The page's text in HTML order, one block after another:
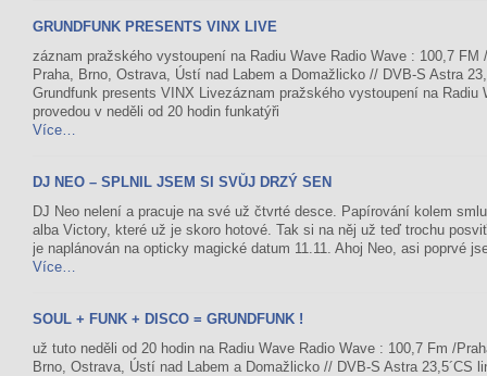
GRUNDFUNK PRESENTS VINX LIVE
záznam pražského vystoupení na Radiu Wave Radio Wave : 100,7
Praha, Brno, Ostrava, Ústí nad Labem a Domažlicko // DVB-S Astra
Grundfunk presents VINX Livezáznam pražského vystoupení na Radiu
provedou v neděli od 20 hodin funkatýři
Více…
DJ NEO – SPLNIL JSEM SI SVŮJ DRZÝ SEN
DJ Neo nelení a pracuje na své už čtvrté desce. Papírování kolem
alba Victory, které už je skoro hotové. Tak si na něj už teď trochu
je naplánován na opticky magické datum 11.11. Ahoj Neo, asi poprvé
Více…
SOUL + FUNK + DISCO = GRUNDFUNK !
už tuto neděli od 20 hodin na Radiu Wave Radio Wave : 100,7 Fm /
Brno, Ostrava, Ústí nad Labem a Domažlicko // DVB-S Astra 23,5´CS